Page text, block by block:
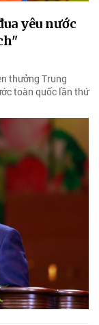
yêu nước
thưởng Trung
toàn quốc lần thứ